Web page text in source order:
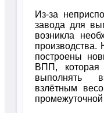
Из-за
завода для
возникла
производства.
построены
ВПП,
выполнять
взлётным
промежуточной